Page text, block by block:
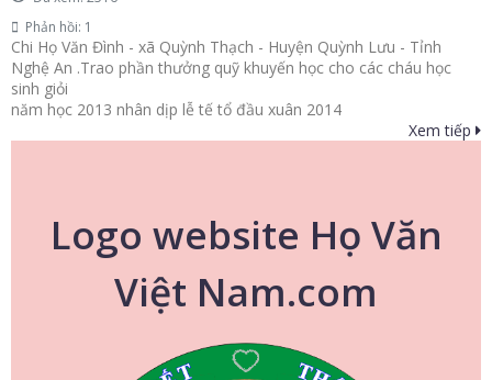
Phản hồi: 1
Chi Họ Văn Đình - xã Quỳnh Thạch - Huyện Quỳnh Lưu - Tỉnh
Nghệ An .Trao phần thưởng quỹ khuyến học cho các cháu học
sinh giỏi
năm học 2013 nhân dịp lễ tế tổ đầu xuân 2014
Xem tiếp
Logo website Họ Văn
Việt Nam.com